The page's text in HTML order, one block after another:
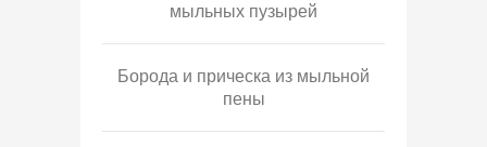
мыльных пузырей
Борода и прическа из мыльной
пены